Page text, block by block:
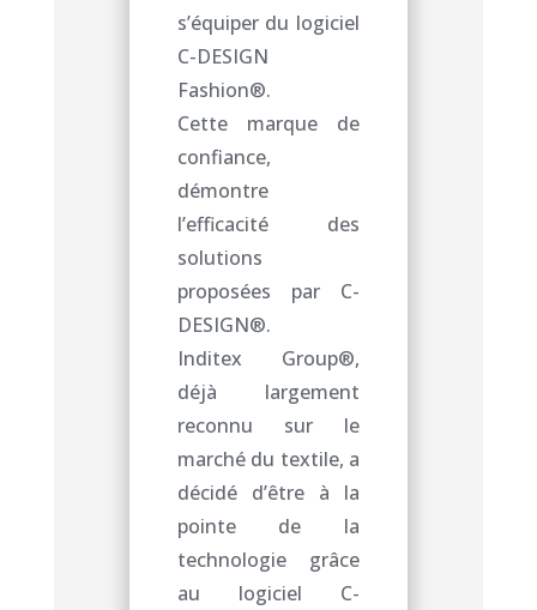
s’équiper du logiciel
C-DESIGN
Fashion®.
Cette marque de
confiance,
démontre
l’efficacité des
solutions
proposées par C-
DESIGN®.
Inditex Group®,
déjà largement
reconnu sur le
marché du textile, a
décidé d’être à la
pointe de la
technologie grâce
au logiciel C-